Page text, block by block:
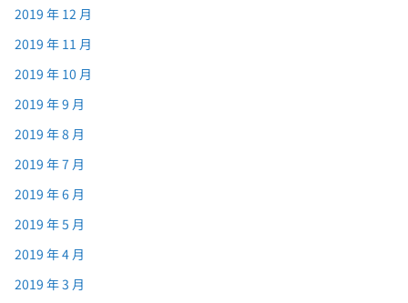
2019 年 12 月
2019 年 11 月
2019 年 10 月
2019 年 9 月
2019 年 8 月
2019 年 7 月
2019 年 6 月
2019 年 5 月
2019 年 4 月
2019 年 3 月